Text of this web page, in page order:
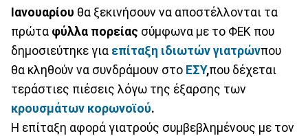
Ιανουαρίου θα ξεκινήσουν να αποστέλλονται τα
πρώτα φύλλα πορείας σύμφωνα με το ΦΕΚ που
δημοσιεύτηκε για επίταξη ιδιωτών γιατρώνπου
θα κληθούν να συνδράμουν στο ΕΣΥ,που δέχεται
τεράστιες πιέσεις λόγω της έξαρσης των
κρουσμάτων κορωνοϊού.
Η επίταξη αφορά γιατρούς συμβεβλημένους με τον